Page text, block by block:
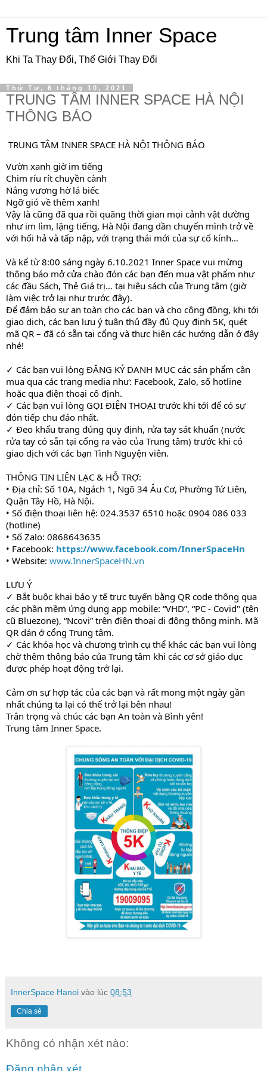
Trung tâm Inner Space
Khi Ta Thay Đổi, Thế Giới Thay Đổi
Thứ Tư, 6 tháng 10, 2021
TRUNG TÂM INNER SPACE HÀ NỘI
THÔNG BÁO
TRUNG TÂM INNER SPACE HÀ NỘI THÔNG BÁO
Vườn xanh giờ im tiếng
Chim ríu rít chuyền cành
Nắng vương hờ lá biếc
Ngỡ gió về thêm xanh!
Vậy là cũng đã qua rồi quãng thời gian mọi cảnh vật dường
như im lìm, lặng tiếng, Hà Nội đang dần chuyển mình trở về
với hối hả và tấp nập, với trạng thái mới của sự cổ kính…
Và kể từ 8:00 sáng ngày 6.10.2021 Inner Space vui mừng
thông báo mở cửa chào đón các bạn đến mua vật phẩm như
các đầu Sách, Thẻ Giá trị… tại hiệu sách của Trung tâm (giờ
làm việc trở lại như trước đây).
Để đảm bảo sự an toàn cho các bạn và cho cộng đồng, khi tới
giao dịch, các bạn lưu ý tuân thủ đầy đủ Quy định 5K, quét
mã QR – đã có sẵn tại cổng và thực hiện các hướng dẫn ở đây
nhé!
✓ Các bạn vui lòng ĐĂNG KÝ DANH MỤC các sản phẩm cần
mua qua các trang media như: Facebook, Zalo, số hotline
hoặc qua điện thoại cố định.
✓ Các bạn vui lòng GỌI ĐIỆN THOẠI trước khi tới để có sự
đón tiếp chu đáo nhất.
✓ Đeo khẩu trang đúng quy định, rửa tay sát khuẩn (nước
rửa tay có sẵn tại cổng ra vào của Trung tâm) trước khi có
giao dịch với các bạn Tình Nguyện viên.
THÔNG TIN LIÊN LẠC & HỖ TRỢ:
• Địa chỉ: Số 10A, Ngách 1, Ngõ 34 Âu Cơ, Phường Tứ Liên,
Quận Tây Hồ, Hà Nội.
• Số điện thoại liên hệ: 024.3537 6510 hoặc 0904 086 033
(hotline)
• Số Zalo: 0868643635
• Facebook: https://www.facebook.com/InnerSpaceHn
• Website: www.InnerSpaceHN.vn
LƯU Ý
✓ Bắt buộc khai báo y tế trực tuyến bằng QR code thông qua
các phần mềm ứng dụng app mobile: “VHD”, “PC - Covid" (tên
cũ Bluezone), “Ncovi” trên điện thoại di động thông minh. Mã
QR dán ở cổng Trung tâm.
✓ Các khóa học và chương trình cụ thể khác các bạn vui lòng
chờ thêm thông báo của Trung tâm khi các cơ sở giáo dục
được phép hoạt động trở lại.
Cảm ơn sự hợp tác của các bạn và rất mong một ngày gần
nhất chúng ta lại có thể trở lại bên nhau!
Trân trọng và chúc các bạn An toàn và Bình yên!
Trung tâm Inner Space.
InnerSpace Hanoi vào lúc 08:53
Chia sẻ
Không có nhận xét nào: